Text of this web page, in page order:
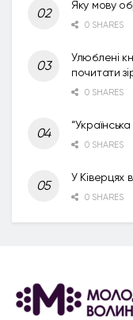
Яку мову
0 SHARES
Улюблені
почитати
0 SHARES
0 SHARES
У Ківерцях
0 SHARES